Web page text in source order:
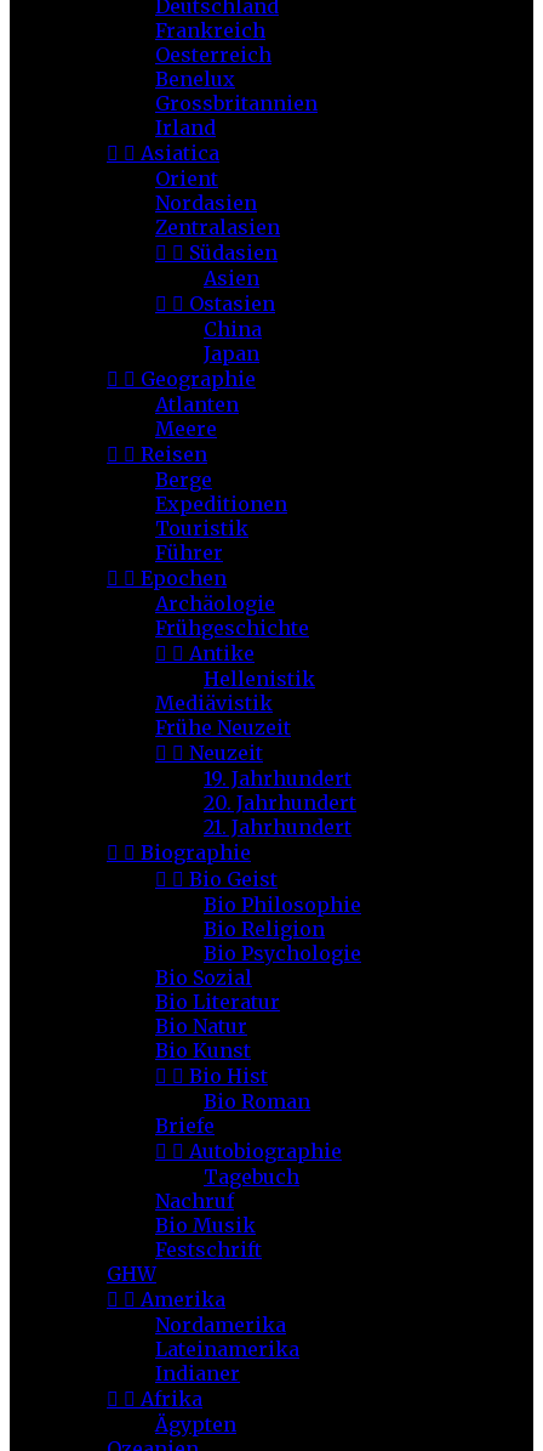
Deutschland
Frankreich
Oesterreich
Benelux
Grossbritannien
Irland
  Asiatica
Orient
Nordasien
Zentralasien
  Südasien
Asien
  Ostasien
China
Japan
  Geographie
Atlanten
Meere
  Reisen
Berge
Expeditionen
Touristik
Führer
  Epochen
Archäologie
Frühgeschichte
  Antike
Hellenistik
Mediävistik
Frühe Neuzeit
  Neuzeit
19. Jahrhundert
20. Jahrhundert
21. Jahrhundert
  Biographie
  Bio Geist
Bio Philosophie
Bio Religion
Bio Psychologie
Bio Sozial
Bio Literatur
Bio Natur
Bio Kunst
  Bio Hist
Bio Roman
Briefe
  Autobiographie
Tagebuch
Nachruf
Bio Musik
Festschrift
GHW
  Amerika
Nordamerika
Lateinamerika
Indianer
  Afrika
Ägypten